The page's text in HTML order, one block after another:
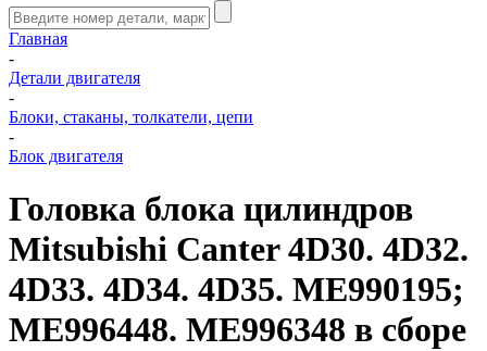
Главная
-
Детали двигателя
-
Блоки, стаканы, толкатели, цепи
-
Блок двигателя
Головка блока цилиндров
Mitsubishi Canter 4D30. 4D32.
4D33. 4D34. 4D35. ME990195;
ME996448. ME996348 в сборе